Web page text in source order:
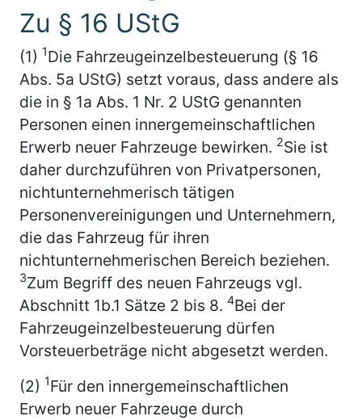
Zu § 16 UStG
(1) 1Die Fahrzeugeinzelbesteuerung (§ 16
Abs. 5a UStG) setzt voraus, dass andere als
die in § 1a Abs. 1 Nr. 2 UStG genannten
Personen einen innergemeinschaftlichen
Erwerb neuer Fahrzeuge bewirken. 2Sie ist
daher durchzuführen von Privatpersonen,
nichtunternehmerisch tätigen
Personenvereinigungen und Unternehmern,
die das Fahrzeug für ihren
nichtunternehmerischen Bereich beziehen.
3Zum Begriff des neuen Fahrzeugs vgl.
Abschnitt 1b.1 Sätze 2 bis 8. 4Bei der
Fahrzeugeinzelbesteuerung dürfen
Vorsteuerbeträge nicht abgesetzt werden.
(2) 1Für den innergemeinschaftlichen
Erwerb neuer Fahrzeuge durch